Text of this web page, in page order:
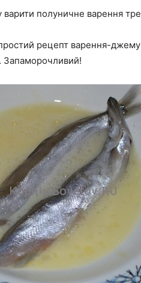
варити полуничне варення
рецепт варення-
Запаморочливий!